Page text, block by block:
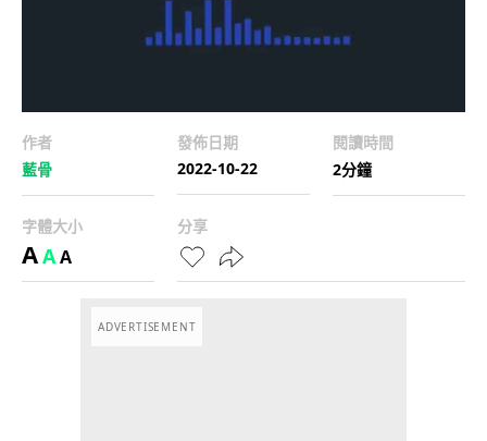
作者
藍骨
發佈日期
2022-10-22
閱讀時間
2分鐘
字體大小
AAA
分享
ADVERTISEMENT